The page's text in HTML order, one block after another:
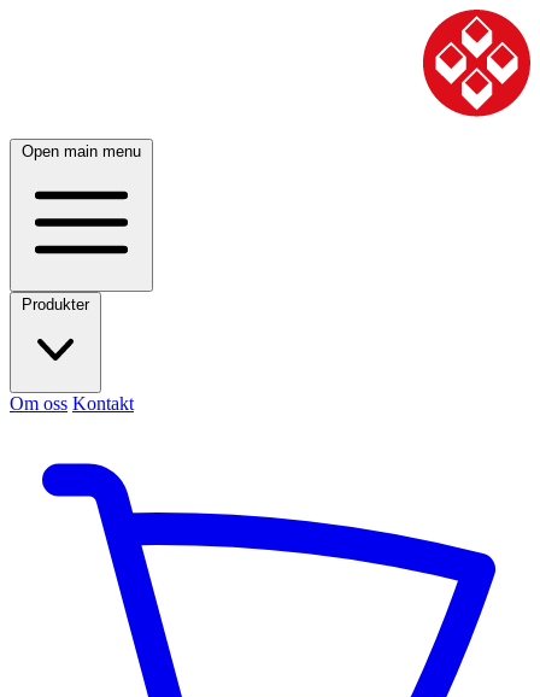
Open main menu
Produkter
Om oss Kontakt